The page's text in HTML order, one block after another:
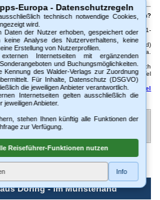
Sie uns Anregungen und Tipps senden?
Tel. 02861-92200; Tourist-Info Borken, Tel. 02861-
Borken, von dort mit Bus 751 (Richtung Coesfeld)
bis „Ev. Johanneskirche“, ca. 70 Min. Alternativ ca.
Wochenende eingeschränktes Busangebot.
1 Besichtigung: außen jederzeit, innen nach
Tourist-Info, Bahnhofstr. 22, Borken, Tel
als gedruckte Fassung erhältlich:Beispiel
Ferienwohnungen bequem online buchen
imMünsterlandvergleichen
Döring - im Münsterland
Europa - Datenschutzregeln
technisch notwendige Cookies,
wird.
Daten der Nutzer erhoben, gespeichert oder
keine Analyse des Nutzerverhaltens, keine
Erstellung von Nutzerprofilen.
Internetseiten mit ergänzenden
und Buchungsmöglichkeiten.
Kennung des Walder-Verlags zur Zuordnung
Für Inhalte, Datenschutz (DSGVO)
die jeweiligen Anbieter verantwortlich.
Internetseiten gelten ausschließlich die
Anbieter.
stehen Ihnen künftig alle Funktionen der
zur Verfügung.
Reiseführer-Funktionen nutzen
Info